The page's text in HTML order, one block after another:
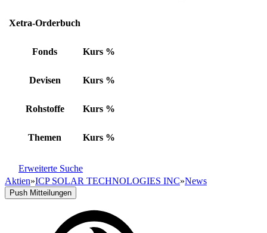
Xetra-Orderbuch
Fonds Kurs %
Devisen Kurs %
Rohstoffe Kurs %
Themen Kurs %
Erweiterte Suche
Aktien»ICP SOLAR TECHNOLOGIES INC»News
Push Mitteilungen